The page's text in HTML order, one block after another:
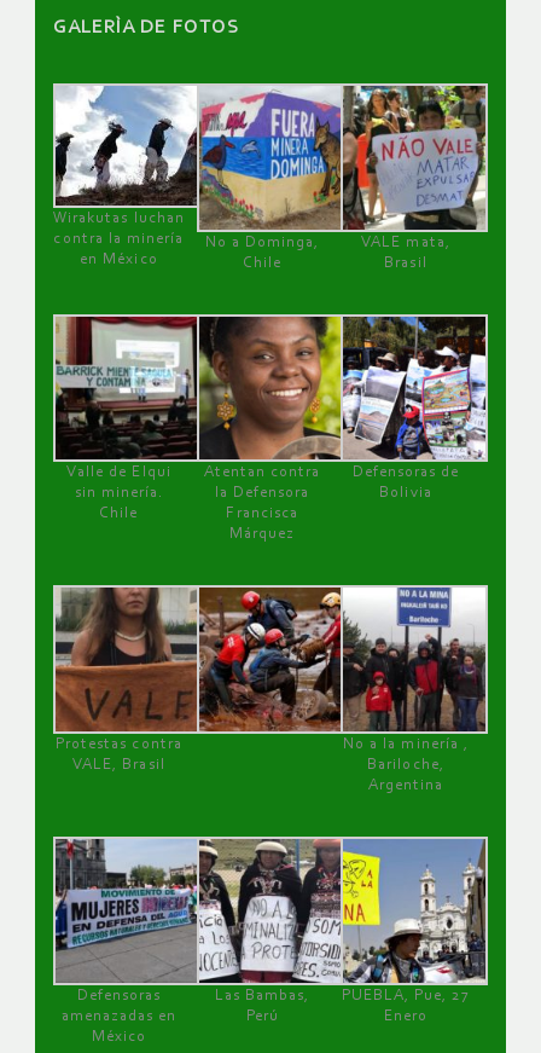
GALERÌA DE FOTOS
Wirakutas luchan
contra la minería
en México
No a Dominga,
Chile
VALE mata,
Brasil
Valle de Elqui
sin minería.
Chile
Atentan contra
la Defensora
Francisca
Márquez
Defensoras de
Bolivia
Protestas contra
VALE, Brasil
No a la minería ,
Bariloche,
Argentina
Defensoras
amenazadas en
México
Las Bambas,
Perú
PUEBLA, Pue, 27
Enero